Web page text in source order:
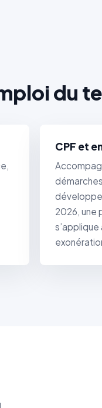
du
CPF et
2026, une
s’applique